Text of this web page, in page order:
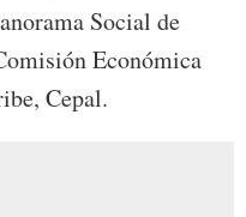
Social de
Económica
Cepal.